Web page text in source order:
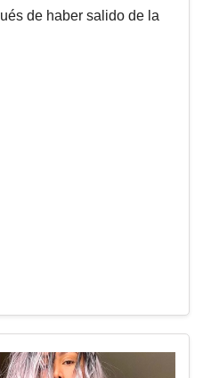
de haber salido de la